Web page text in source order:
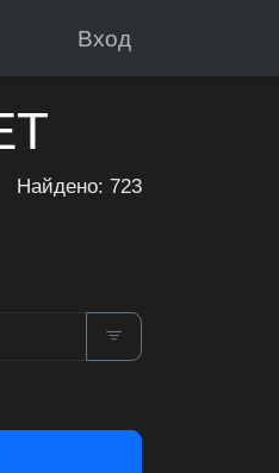
Вход
Найдено: 723